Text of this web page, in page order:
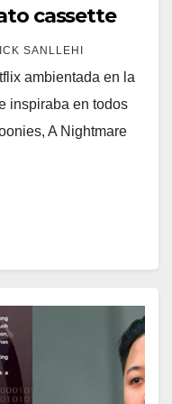
cassette
SANLLEHI
ambientada en la
inspiraba en todos
A Nightmare